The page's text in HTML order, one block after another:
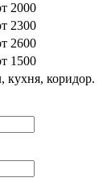
2000
2300
2600
1500
кухня, коридор.